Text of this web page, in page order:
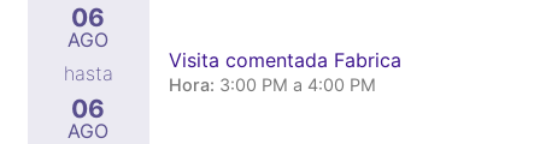
06
AGO
hasta
06
AGO
Visita comentada Fabrica
Hora: 3:00 PM a 4:00 PM